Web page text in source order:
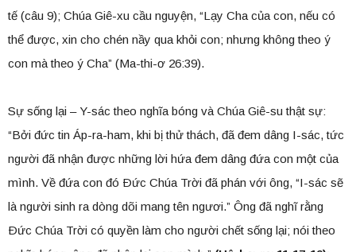
tế (câu 9); Chúa Giê-xu cầu nguyện, “Lạy Cha của con, nếu có
thể được, xin cho chén nầy qua khỏi con; nhưng không theo ý
con mà theo ý Cha” (Ma-thi-ơ 26:39).
Sự sống lại – Y-sác theo nghĩa bóng và Chúa Giê-su thật sự:
“Bởi đức tin Áp-ra-ham, khi bị thử thách, đã đem dâng I-sác, tức
người đã nhận được những lời hứa đem dâng đứa con một của
mình. Về đứa con đó Ðức Chúa Trời đã phán với ông, “I-sác sẽ
là người sinh ra dòng dõi mang tên ngươi.” Ông đã nghĩ rằng
Ðức Chúa Trời có quyền làm cho người chết sống lại; nói theo